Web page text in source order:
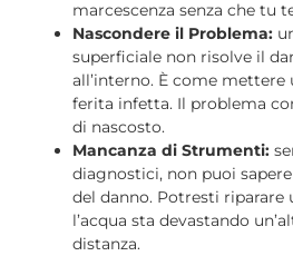
marcescenza senza che tu
Nascondere il Problema:
superficiale non risolve il
all’interno. È come mettere
ferita infetta. Il problema
di nascosto.
Mancanza di Strumenti:
diagnostici, non puoi
del danno. Potresti
l’acqua sta devastando
distanza.